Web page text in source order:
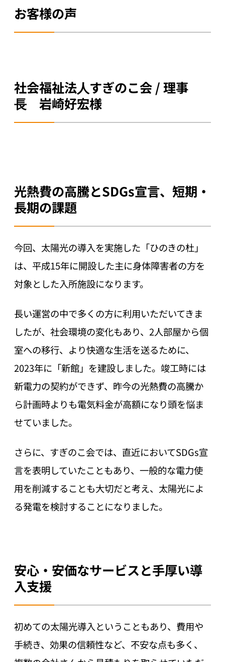
お客様の声
社会福祉法⼈すぎのこ会 / 理事
⻑ 岩崎好宏様
光熱費の高騰とSDGs宣言、短期・
長期の課題
今回、太陽光の導入を実施した「ひのきの杜」
は、平成15年に開設した主に身体障害者の方を
対象とした入所施設になります。
長い運営の中で多くの方に利用いただいてきま
したが、社会環境の変化もあり、2人部屋から個
室への移行、より快適な生活を送るために、
2023年に「新館」を建設しました。竣工時には
新電力の契約ができず、昨今の光熱費の高騰か
ら計画時よりも電気料金が高額になり頭を悩ま
せていました。
さらに、すぎのこ会では、直近においてSDGs宣
言を表明していたこともあり、一般的な電力使
用を削減することも大切だと考え、太陽光によ
る発電を検討することになりました。
安心・安価なサービスと手厚い導
入支援
初めての太陽光導入ということもあり、費用や
手続き、効果の信頼性など、不安な点も多く、